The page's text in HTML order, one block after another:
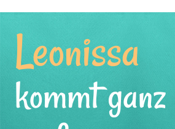
Leonissa
kommt ganz